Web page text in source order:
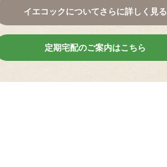
イエコックについてさらに詳しく見る
定期宅配のご案内はこちら